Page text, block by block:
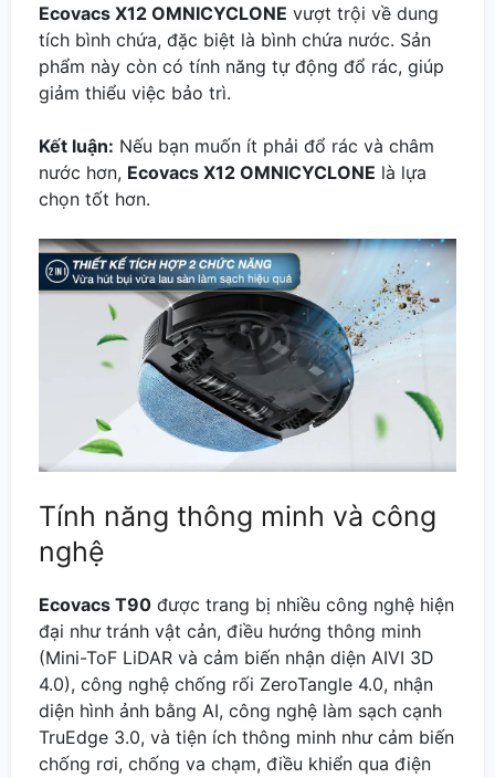
Ecovacs X12 OMNICYCLONE vượt trội về dung
tích bình chứa, đặc biệt là bình chứa nước. Sản
phẩm này còn có tính năng tự động đổ rác, giúp
giảm thiểu việc bảo trì.
Kết luận: Nếu bạn muốn ít phải đổ rác và châm
nước hơn, Ecovacs X12 OMNICYCLONE là lựa
chọn tốt hơn.
Tính năng thông minh và công
nghệ
Ecovacs T90 được trang bị nhiều công nghệ hiện
đại như tránh vật cản, điều hướng thông minh
(Mini-ToF LiDAR và cảm biến nhận diện AIVI 3D
4.0), công nghệ chống rối ZeroTangle 4.0, nhận
diện hình ảnh bằng AI, công nghệ làm sạch cạnh
TruEdge 3.0, và tiện ích thông minh như cảm biến
chống rơi, chống va chạm, điều khiển qua điện